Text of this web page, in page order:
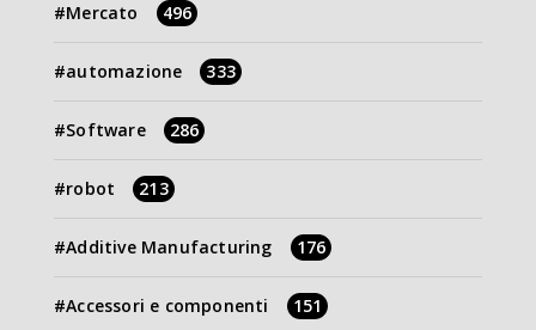
Mercato 496
automazione 333
Software 286
robot 213
Additive Manufacturing 176
Accessori e componenti 151